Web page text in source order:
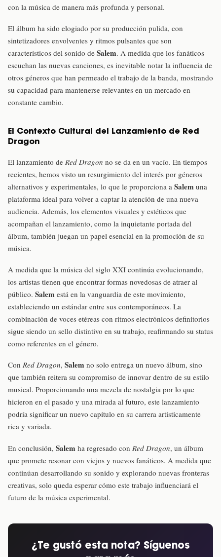
con la música de manera más profunda y personal.
El álbum ha sido elogiado por su producción pulida, con
sintetizadores envolventes y ritmos pulsantes que son
característicos del sonido de Salem. A medida que los fanáticos
escuchan las nuevas canciones, es inevitable notar la influencia de
otros géneros que han permeado el trabajo de la banda, mostrando
su capacidad para mantenerse relevantes en un mercado en
constante cambio.
El Contexto Cultural del Lanzamiento de Red
Dragon
El lanzamiento de Red Dragon no se da en un vacío. En tiempos
recientes, hemos visto un resurgimiento del interés por géneros
alternativos y experimentales, lo que le proporciona a Salem una
plataforma ideal para volver a captar la atención de una nueva
audiencia. Además, los elementos visuales y estéticos que
acompañan el lanzamiento, como la inquietante portada del
álbum, también juegan un papel esencial en la promoción de su
música.
A medida que la música del siglo XXI continúa evolucionando,
los artistas tienen que encontrar formas novedosas de atraer al
público. Salem está en la vanguardia de este movimiento,
estableciendo un estándar entre sus contemporáneos. La
combinación de voces etéreas con ritmos electrónicos definitorios
sigue siendo un sello distintivo en su trabajo, reafirmando su status
como referentes en el género.
Con Red Dragon, Salem no solo entrega un nuevo álbum, sino
que también reitera su compromiso de innovar dentro de su estilo
musical. Proporcionando una mezcla de nostalgia por lo que
hicieron en el pasado y una mirada al futuro, este lanzamiento
podría significar un nuevo capítulo en su carrera artisticamente
rica y variada.
En conclusión, Salem ha regresado con Red Dragon, un álbum
que promete resonar con viejos y nuevos fanáticos. A medida que
continúan desarrollando su sonido y explorando nuevas fronteras
creativas, solo queda esperar cómo este trabajo influenciará el
futuro de la música experimental.
¿Te gustó esta nota? Síguenos